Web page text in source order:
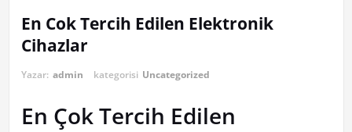
En Cok Tercih Edilen Elektronik
Cihazlar
Yazar: admin kategorisi Uncategorized
En Çok Tercih Edilen